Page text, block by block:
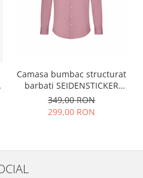
Camasa bumbac structurat
barbati SEIDENSTICKER
Slim rosu patratele
349,00 RON
299,00 RON